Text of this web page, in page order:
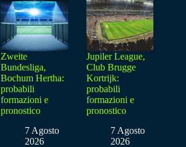
Zweite
Bundesliga,
Bochum Hertha:
probabili
formazioni e
pronostico
7 Agosto
2026
Jupiler League,
Club Brugge
Kortrijk:
probabili
formazioni e
pronostico
7 Agosto
2026